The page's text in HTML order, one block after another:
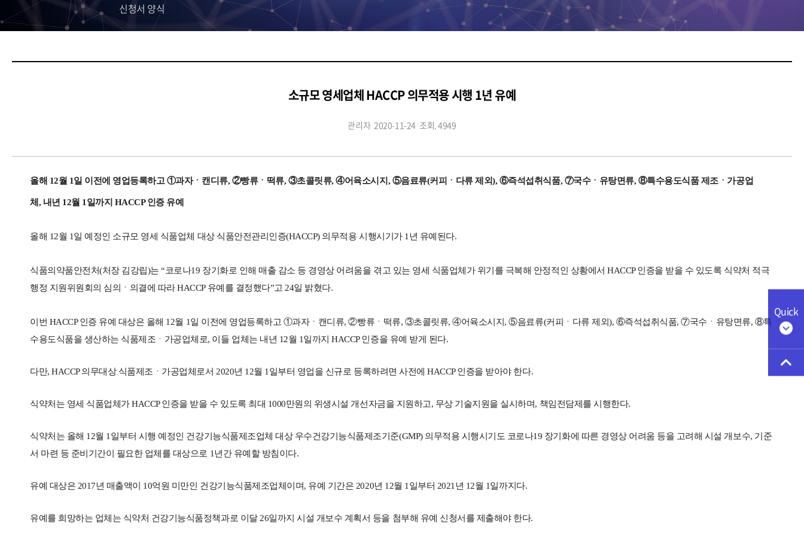
Quick
신청서 양식
소규모 영세업체 HACCP 의무적용 시행 1년 유예
관리자 2020-11-24 조회. 4949
올해 12월 1일 이전에 영업등록하고 ①과자ㆍ캔디류, ②빵류ㆍ떡류, ③초콜릿류, ④어육소시지, ⑤음료류(커피ㆍ다류 제외), ⑥즉석섭취식품, ⑦국수ㆍ유탕면류, ⑧특수용도식품 제조ㆍ가공업
체, 내년 12월 1일까지 HACCP 인증 유예
올해 12월 1일 예정인 소규모 영세 식품업체 대상 식품안전관리인증(HACCP) 의무적용 시행시기가 1년 유예된다.
식품의약품안전처(처장 김강립)는 “코로나19 장기화로 인해 매출 감소 등 경영상 어려움을 겪고 있는 영세 식품업체가 위기를 극복해 안정적인 상황에서 HACCP 인증을 받을 수 있도록 식약처 적극
행정 지원위원회의 심의ㆍ의결에 따라 HACCP 유예를 결정했다”고 24일 밝혔다.
이번 HACCP 인증 유예 대상은 올해 12월 1일 이전에 영업등록하고 ①과자ㆍ캔디류, ②빵류ㆍ떡류, ③초콜릿류, ④어육소시지, ⑤음료류(커피ㆍ다류 제외), ⑥즉석섭취식품, ⑦국수ㆍ유탕면류, ⑧특
수용도식품을 생산하는 식품제조ㆍ가공업체로, 이들 업체는 내년 12월 1일까지 HACCP 인증을 유예 받게 된다.
다만, HACCP 의무대상 식품제조ㆍ가공업체로서 2020년 12월 1일부터 영업을 신규로 등록하려면 사전에 HACCP 인증을 받아야 한다.
식약처는 영세 식품업체가 HACCP 인증을 받을 수 있도록 최대 1000만원의 위생시설 개선자금을 지원하고, 무상 기술지원을 실시하며, 책임전담제를 시행한다.
식약처는 올해 12월 1일부터 시행 예정인 건강기능식품제조업체 대상 우수건강기능식품제조기준(GMP) 의무적용 시행시기도 코로나19 장기화에 따른 경영상 어려움 등을 고려해 시설 개보수, 기준
서 마련 등 준비기간이 필요한 업체를 대상으로 1년간 유예할 방침이다.
유예 대상은 2017년 매출액이 10억원 미만인 건강기능식품제조업체이며, 유예 기간은 2020년 12월 1일부터 2021년 12월 1일까지다.
유예를 희망하는 업체는 식약처 건강기능식품정책과로 이달 26일까지 시설 개보수 계획서 등을 첨부해 유예 신청서를 제출해야 한다.